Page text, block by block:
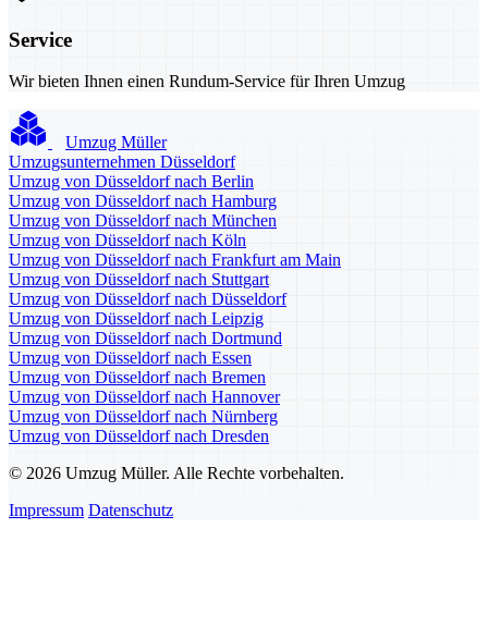
Service
Wir bieten Ihnen einen Rundum-Service für Ihren Umzug
Umzug Müller
Umzugsunternehmen Düsseldorf
Umzug von Düsseldorf nach Berlin
Umzug von Düsseldorf nach Hamburg
Umzug von Düsseldorf nach München
Umzug von Düsseldorf nach Köln
Umzug von Düsseldorf nach Frankfurt am Main
Umzug von Düsseldorf nach Stuttgart
Umzug von Düsseldorf nach Düsseldorf
Umzug von Düsseldorf nach Leipzig
Umzug von Düsseldorf nach Dortmund
Umzug von Düsseldorf nach Essen
Umzug von Düsseldorf nach Bremen
Umzug von Düsseldorf nach Hannover
Umzug von Düsseldorf nach Nürnberg
Umzug von Düsseldorf nach Dresden
© 2026 Umzug Müller. Alle Rechte vorbehalten.
Impressum Datenschutz